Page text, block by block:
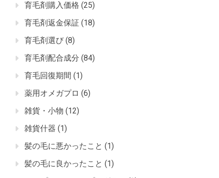
育毛剤購入価格 (25)
育毛剤返金保証 (18)
育毛剤選び (8)
育毛剤配合成分 (84)
育毛回復期間 (1)
薬用オメガプロ (6)
雑貨・小物 (12)
雑貨什器 (1)
髪の毛に悪かったこと (1)
髪の毛に良かったこと (1)